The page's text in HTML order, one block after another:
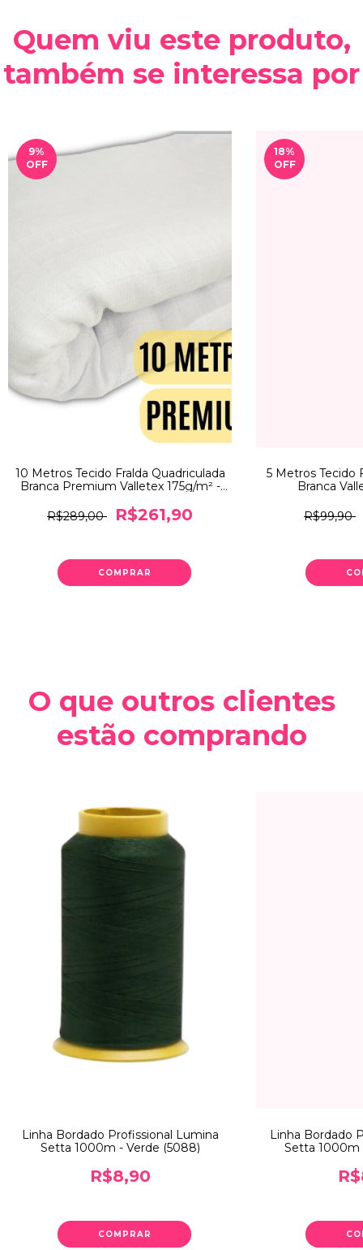
Quem viu este produto,
também se interessa por
9%
OFF
10 Metros Tecido Fralda Quadriculada
Branca Premium Valletex 175g/m² -
R$289,00
R$261,90
COMPRAR
18%
OFF
5 Metros Tecido
Branca
R$99,90
O que outros clientes
estão comprando
Linha Bordado Profissional Lumina
Setta 1000m - Verde (5088)
R$8,90
COMPRAR
Linha Bordado
Setta 1000m